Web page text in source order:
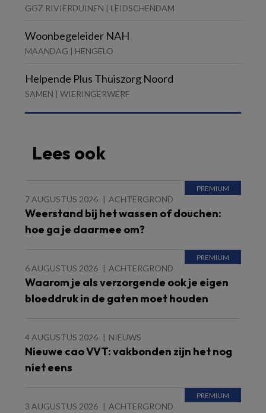
GGZ RIVIERDUINEN | LEIDSCHENDAM
Woonbegeleider NAH
MAANDAG | HENGELO
Helpende Plus Thuiszorg Noord
SAMEN | WIERINGERWERF
Lees ook
7 AUGUSTUS 2026 ACHTERGROND
Weerstand bij het wassen of douchen:
hoe ga je daarmee om?
6 AUGUSTUS 2026 ACHTERGROND
Waarom je als verzorgende ook je eigen
bloeddruk in de gaten moet houden
4 AUGUSTUS 2026 NIEUWS
Nieuwe cao VVT: vakbonden zijn het nog
niet eens
3 AUGUSTUS 2026 ACHTERGROND